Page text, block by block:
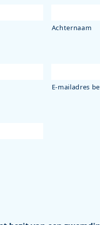
Achternaam
E-mailadres